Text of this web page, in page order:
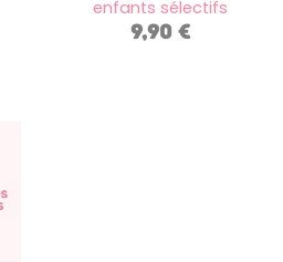
enfants sélectifs
9,90€